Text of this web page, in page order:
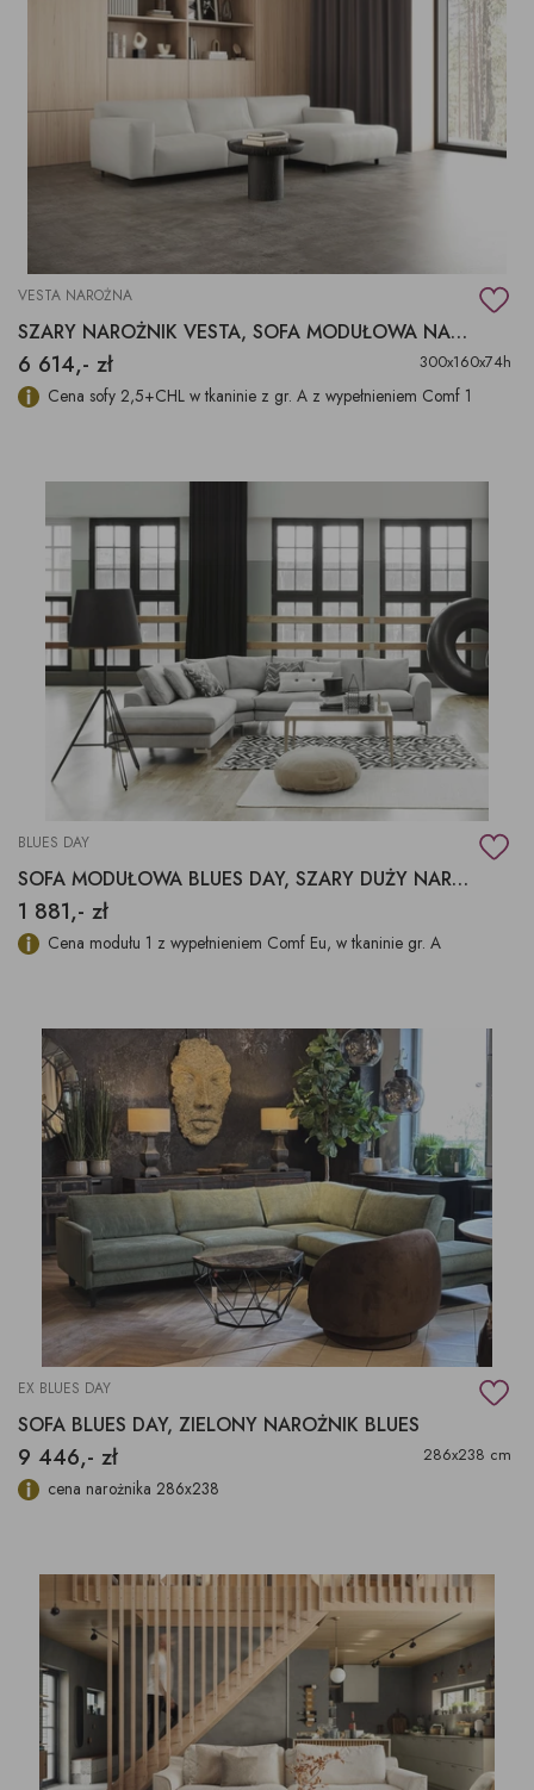
VESTA NAROŻNA
SZARY NAROŻNIK VESTA, SOFA MODUŁOWA NAROŻNA
6 614,- zł 300x160x74h
Cena sofy 2,5+CHL w tkaninie z gr. A z wypełnieniem Comf 1
BLUES DAY
SOFA MODUŁOWA BLUES DAY, SZARY DUŻY NAROŻNIK
1 881,- zł
Cena modułu 1 z wypełnieniem Comf Eu, w tkaninie gr. A
EX BLUES DAY
SOFA BLUES DAY, ZIELONY NAROŻNIK BLUES
9 446,- zł 286x238 cm
cena narożnika 286x238